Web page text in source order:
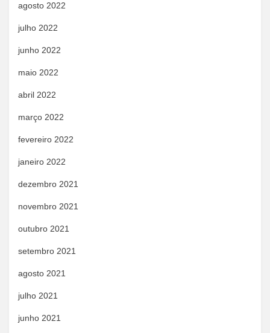
agosto 2022
julho 2022
junho 2022
maio 2022
abril 2022
março 2022
fevereiro 2022
janeiro 2022
dezembro 2021
novembro 2021
outubro 2021
setembro 2021
agosto 2021
julho 2021
junho 2021